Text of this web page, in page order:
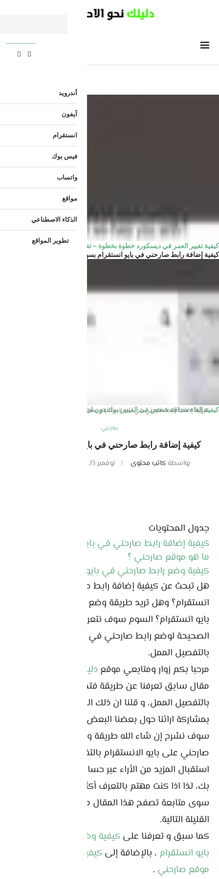
كيفية تغيير العمر في ديسكورد خطوة بخطوة – تغيير تاريخ...
كيفية إضافة رابط صارحني في بايو انستقرام بسهولة
كيفية إلغاء صداقة شخص فى الفيس بوك دون ان تحظره
كيفية إضافة رابط صارحني في بايو انستقرام بسهولة
صارحني
كيفية إضافة رابط صارحني في بايو انستقرام بسهولة
بواسطةكاتب محتوى نوفمبر 13, 2022
جدول المحتويات
كيفية إضافة رابط صارحني في بايو انستقرام
ما هو موقع صارحني ؟
كيفية وضع رابط صارحني في بايو انستقرام.
هل تبحث عن كيفية إضافة رابط صارحني في بايو
انستقرام؟ وهل تريد طريقة وضع رابط صارحني في
بايو انستقرام؟ السوم سوف نتعرف عن الطريقة
الصحيحة لوضع رابط صارحني في بايو انستقرام
بالتفصيل الممل.
مرحبا بكم زوار ومتابعي موقع دليلك نحو الاحتراف
مقال سابق تعرفنا عن طريقة فتح حساب صارحني
بالتفصيل الممل، و قلنا ان ذلك الموقع يسمح لنا
بمشاركة ارائنا حول بعضنا البعض بكل سلاسة، وهنا
سوف نشرح إن شاء الله طريقة وضع رابط حساب
صارحني على بايو الانستقرام بالتفصيل، من أجل
استقبال المزيد من الأراء عبر حساب صارحني الخاص
بك، لذا اذا كنت مهتم بالتعرف أكثر على هذا ما عليك
سوى متابعة تصفح هذا المقال من خلال السطور
القليلة التالية.
كما سبق و تعرفنا على كيفية وضع رابط صراحة في
بايو انستقرام ، بالإضافة إلى كيفية إنشاء حساب على
موقع صارحني .
أندرويد
آيفون
انستقرام
فيس بوك
واتساب
مواقع
الذكاء الاصطناعي
تطوير المواقع